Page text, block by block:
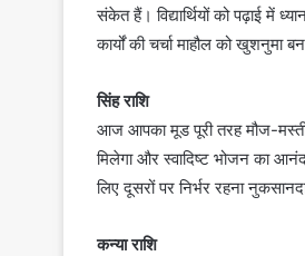
संकेत हैं। विद्यार्थियों को पढ़ाई में
कार्यों की चर्चा माहौल को खुशनुमा
सिंह राशि
आज आपका मूड पूरी तरह मौज-
मिलेगा और स्वादिष्ट भोजन का
लिए दूसरों पर निर्भर रहना
कन्या राशि